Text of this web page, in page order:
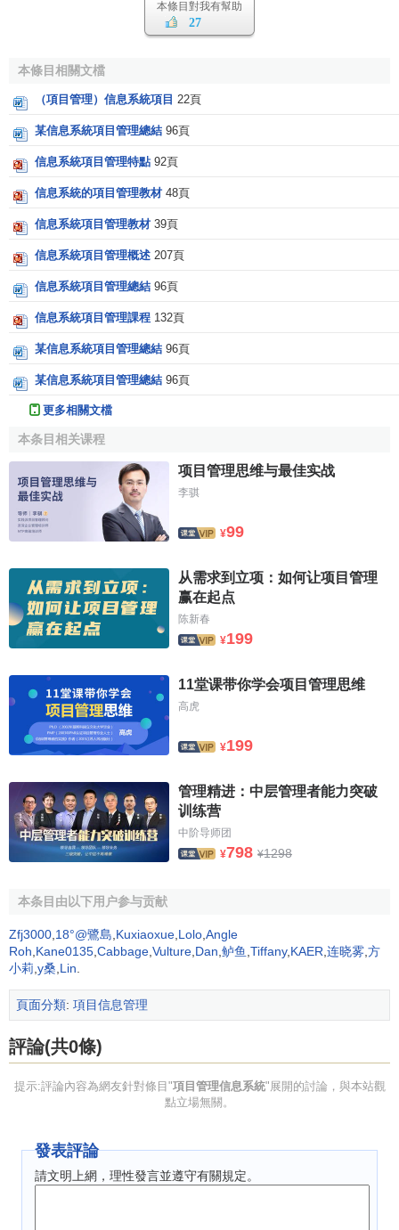
信息系統的結構和功能會有所不同。
統的內部信息處理流程和
設計。對於外部信息需求，必須在
安全控制平臺等系統特性；對於項目管理中常用的工具軟
體、如項目計劃編製軟體、
檔案管理軟體等，必須明確指明業主擬採購的廠商、版本號
及數據介面。必須在全部採購開始之前，按照標準化要求統
一和規範項目管理信息系 統外部處理流程，業主項目管理信
息系統的範圍與外部處理流程規劃設計報告必須作為全部採
2、項目管理信息系統的內部基本結構與處理流程規劃
1）項目管理信息系統的內部結構
大型建設項目管理信息系統從內部功能上一般包括項目
進度信息、造價信息、
務信息
、物料信息、圖(紙文)檔信息、辦公與決 策信息等9大
系統，其核心功能和目標會有所側重和區別。如對於規劃階
段的項目設計
管理信息系統，圖 檔處理是系統的核心功能；
對於實施階段的業主項目管理信息系統，項目進度、質量和
造價三大控制信息的一體化集成處理是系統的主要目標；對
控是系統的核心目標等等。
2）項目管理信息系統的處理流程規劃
目管理信息系統的內部處理流程也有所不同。一般來講，項
目業主管理信息系統內部處理流程的規劃設計原則是：施工
機具需求計劃等項目資源計劃
期目標。以實際進度、實際財務數據為依據，動態產生實際
指導性目標數據相比較，為後續的合同結算、成本控制提供
動態、實時的信息和依據。
物料需求計劃的編碼與採購合同的編碼必須一一對應；
一對應；採購合同編碼與概預算編碼及財 務科目編碼在聯結
動實現月度、季度、年度的資金需求彙總，也可以按項目進
行自動彙總並與指導性的概 預算資源計劃目標進行動態對比
質量驗評項目範圍與圖紙檔案的立捲編碼和文件包編碼
一一對應；質量管理部門的驗評數據自動彙總成分段工程、
分部工程、分項工程和單位工程驗收文檔，並與圖紙檔案管
理系統數據共用，自動立捲歸檔，形成數字化項目技術檔
項目管理信息系統實施策略
本條目對我有幫助
27
本條目相關文檔
（項目管理）信息系統項目 22頁
某信息系統項目管理總結 96頁
信息系統項目管理特點 92頁
信息系統的項目管理教材 48頁
信息系統項目管理教材 39頁
信息系統項目管理概述 207頁
信息系統項目管理總結 96頁
信息系統項目管理課程 132頁
某信息系統項目管理總結 96頁
某信息系統項目管理總結 96頁
更多相關文檔
本条目相关课程
项目管理思维与最佳实战
李骐
¥99
从需求到立项：如何让项目管理
赢在起点
陈新春
¥199
11堂课带你学会项目管理思维
高虎
¥199
管理精进：中层管理者能力突破
训练营
中阶导师团
¥798 ¥1298
本条目由以下用户参与贡献
Zfj3000 18°@鷺島 Kuxiaoxue Lolo Angle
Roh Kane0135 Cabbage Vulture Dan 鲈鱼 Tiffany, KAER 连晓雾 方
小莉 y桑 Lin
頁面分類: 項目信息管理
評論(共0條)
提示:評論內容為網友針對條目"項目管理信息系統"展開的討論，與本站觀
點立場無關。
發表評論
請文明上網，理性發言並遵守有關規定。